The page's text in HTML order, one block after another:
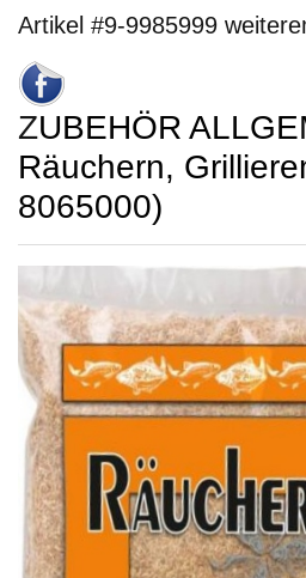
Artikel #9-9985999
ZUBEHÖR ALLGEMEIN
Räuchern,
8065000)